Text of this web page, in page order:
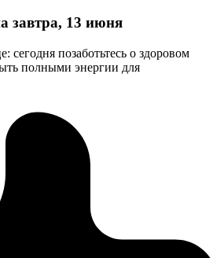
завтра, 13 июня
сегодня позаботьтесь о здоровом
полными энергии для